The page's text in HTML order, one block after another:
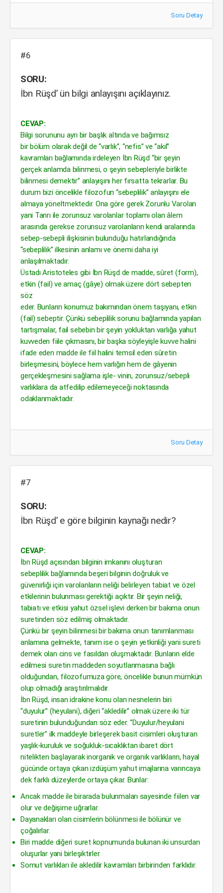
Soru Detay
#6
SORU:
İbn Rüşd’ ün bilgi anlayışını açıklayınız.
CEVAP:
Bilgi sorununu ayrı bir başlık altında ve bağımsız
bir bölüm olarak değil de “varlık”, “nefis” ve “akıl”
kavramları bağlamında irdeleyen İbn Rüşd “bir şeyin
gerçek anlamda bilinmesi, o şeyin sebepleriyle birlikte
bilinmesi demektir” anlayışını her fırsatta tekrarlar. Bu
durum bizi öncelikle filozofun “sebeplilik” anlayışını ele
almaya yöneltmektedir. Ona göre gerek Zorunlu Varolan
yani Tanrı ile zorunsuz varolanlar toplamı olan âlem
arasında gerekse zorunsuz varolanların kendi aralarında
sebep-sebepli ilişkisinin bulunduğu hatırlandığında
“sebeplilik” ilkesinin anlamı ve önemi daha iyi
anlaşılmaktadır.
Üstadı Aristoteles gibi İbn Rüşd de madde, sûret (form),
etkin (fail) ve amaç (gâye) olmak üzere dört sebepten
söz
eder. Bunların konumuz bakımından önem taşıyanı, etkin
(fail) sebeptir. Çünkü sebeplilik sorunu bağlamında yapılan
tartışmalar, fail sebebin bir şeyin yokluktan varlığa yahut
kuvveden fiile çıkmasını, bir başka söyleyişle kuvve halini
ifade eden madde ile fiil halini temsil eden sûretin
birleşmesini, böylece hem varlığın hem de gâyenin
gerçekleşmesini sağlama işle- vinin, zorunsuz/sebepli
varlıklara da atfedilip edilemeyeceği noktasında
odaklanmaktadır.
Soru Detay
#7
SORU:
İbn Rüşd’ e göre bilginin kaynağı nedir?
CEVAP:
İbn Rüşd açısından bilginin imkanını oluşturan
sebeplilik bağlamında beşeri bilginin doğruluk ve
güvenirliği için varolanların neliği belirleyen tabiat ve özel
etkilerinin bulunması gerektiği açıktır. Bir şeyin neliği,
tabiatı ve etkisi yahut özsel işlevi derken bir bakıma onun
suretinden söz edilmiş olmaktadır.
Çünkü bir şeyin bilinmesi bir bakıma onun tanımlanması
anlamına gelmekte, tanım ise o şeyin yetkinliği yani sureti
demek olan cins ve fasıldan oluşmaktadır. Bunların elde
edilmesi suretin maddeden soyutlanmasına bağlı
olduğundan, filozofumuza göre, öncelikle bunun mümkün
olup olmadığı araştırılmalıdır.
İbn Rüşd, insan idrakine konu olan nesnelerin biri
“duyulur” (heyulani), diğeri “akledilir” olmak üzere iki tür
suretinin bulunduğundan söz eder. “Duyulur/heyulani
suretler” ilk maddeyle birleşerek basit cisimleri oluşturan
yaşlık-kuruluk ve soğukluk-sıcaklıktan ibaret dört
nitelikten başlayarak inorganik ve organik varlıkların, hayal
gücünde ortaya çıkan izdüşüm yahut imajlarına varıncaya
dek farklı düzeylerde ortaya çıkar. Bunlar:
Ancak madde ile birarada bulunmaları sayesinde fiilen var
olur ve değişime uğrarlar.
Dayanakları olan cisimlerin bölünmesi ile bölünür ve
çoğalırlar.
Biri madde diğeri suret kopnumunda bulunan iki unsurdan
oluşurlar yani birleşiktirler.
Somut varlıkları ile akledilir kavramları birbirinden farklıdır.